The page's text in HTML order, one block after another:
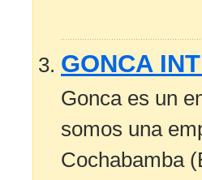
GONCA
Gonca es un
somos una
Cochabamba